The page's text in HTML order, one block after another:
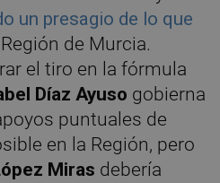
un presagio de lo que
de Murcia.
el tiro en la fórmula
Díaz Ayuso gobierna
puntuales de
en la Región, pero
Miras debería